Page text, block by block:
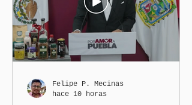
Felipe P. Mecinas
hace 10 horas